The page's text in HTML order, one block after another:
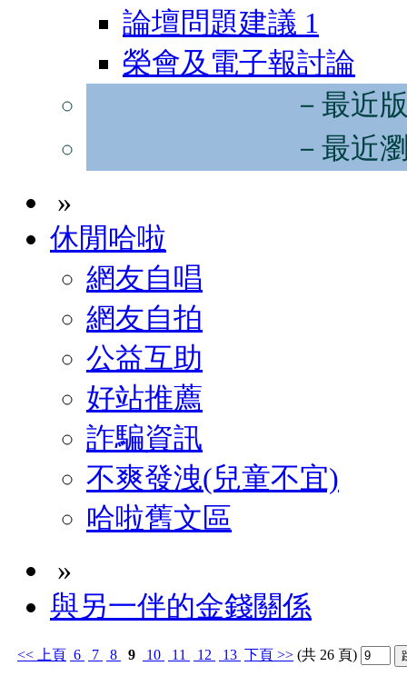
論壇問題建議 1
榮會及電子報討論
－最近
－最近
»
休閒哈啦
網友自唱
網友自拍
公益互助
好站推薦
詐騙資訊
不爽發洩(兒童不宜)
哈啦舊文區
»
與另一伴的金錢關係
<< 上頁 6 7 8 9 10 11 12 13 下頁 >> (共 26 頁)